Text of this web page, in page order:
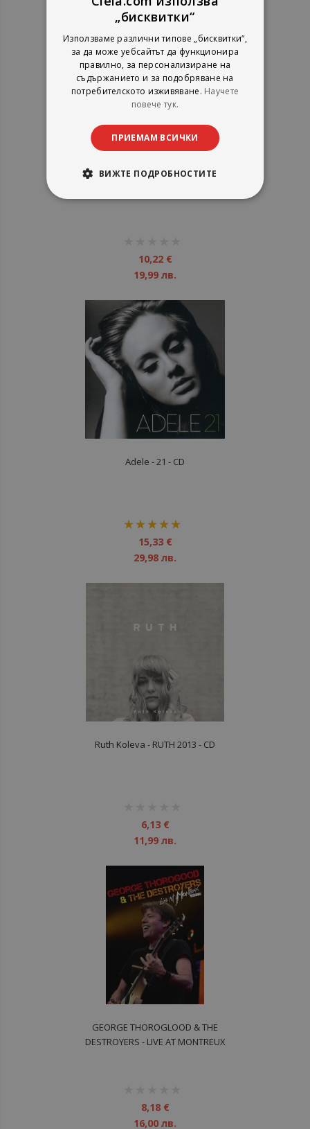
One Direction - Take Me Home -
10,22 €
19,99 лв.
Adele - 21 - CD
рейтинг:
100%15,33 €
29,98 лв.
Ruth Koleva - RUTH 2013 - CD
6,13 €
11,99 лв.
GEORGE THOROGLOOD & THE
DESTROYERS - LIVE AT MONTREUX
8,18 €
16,00 лв.
„бисквитки“
Използваме различни типове „бисквитки“,
за да може уебсайтът да функционира
правилно, за персонализиране на
съдържанието и за подобряване на
потребителското изживяване. Научете
повече тук.
ПРИЕМАМ ВСИЧКИ
ВИЖТЕ ПОДРОБНОСТИТЕ